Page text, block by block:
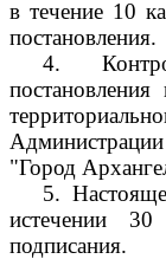
в течение 10
постановления.
4.
"Город
5.
истечении
подписания.